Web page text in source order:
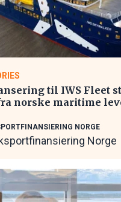
til IWS Fleet
norske maritime
NORGE
Norge